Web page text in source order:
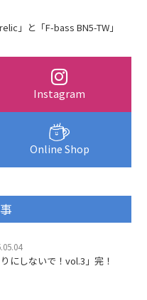
」と「F-bass BN5-TW」
Instagram
Online Shop
りにしないで！vol.3」完！